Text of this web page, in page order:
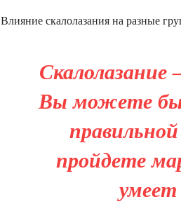
Влияние скалолазания на разные
Вы можете
пройдете
умеет